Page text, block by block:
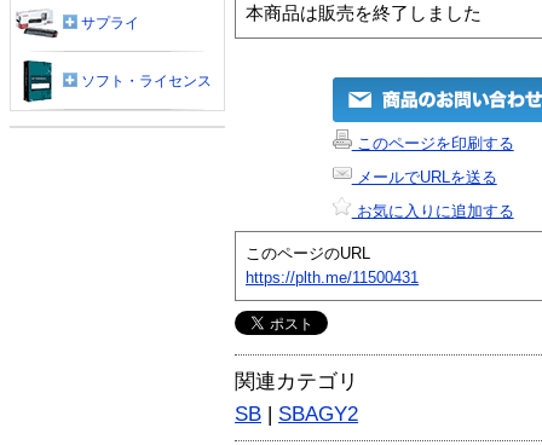
本商品は販売を終了しました
このページを印刷する
メールでURLを送る
お気に入りに追加する
このページのURL
https://plth.me/11500431
関連カテゴリ
SB | SBAGY2
サプライ
ソフト・ライセンス